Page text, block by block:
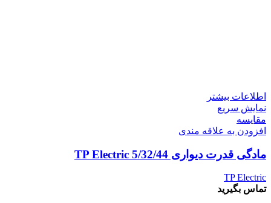
اطلاعات بیشتر
نمایش سریع
مقايسه
افزودن به علاقه مندی
مادگی قدرت دیواری 5/32/44 TP Electric
TP Electric
تماس بگیرید